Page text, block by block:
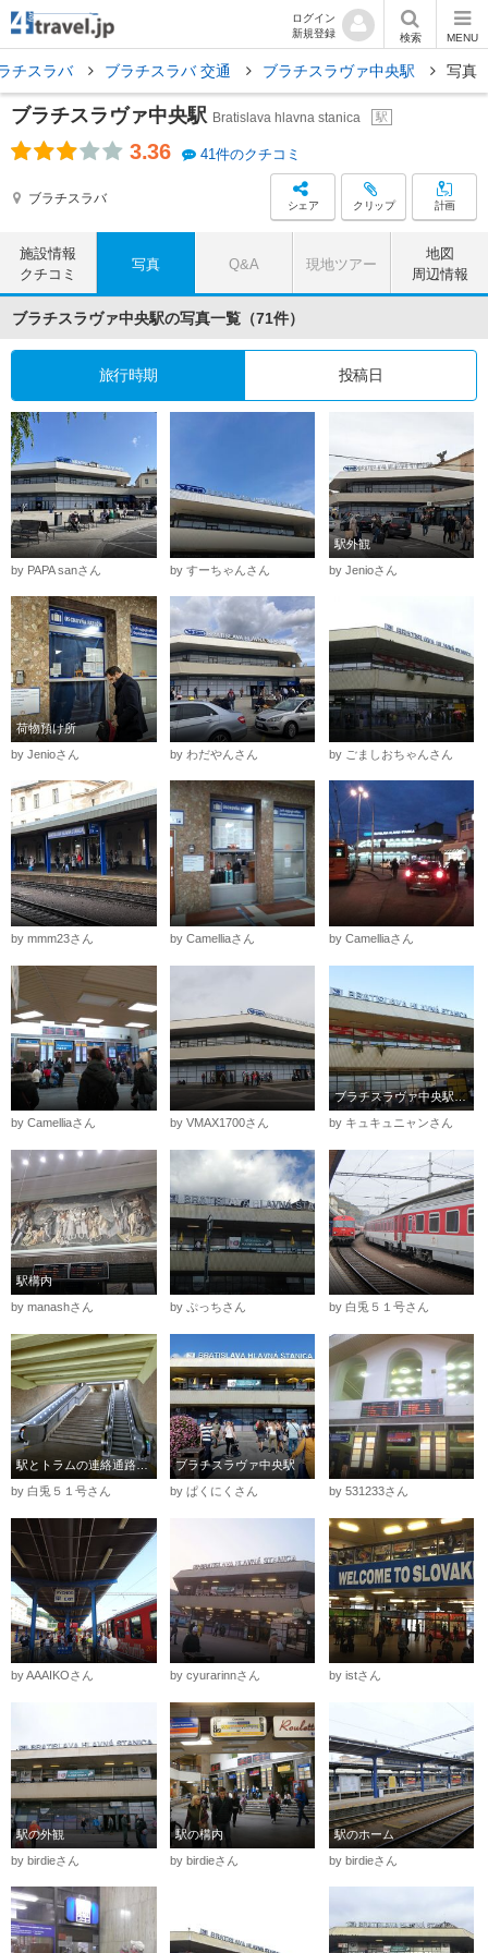
ログイン
新規登録
検索 MENU
チスラバ ブラチスラバ 交通 ブラチスラヴァ中央駅 写真
ブラチスラヴァ中央駅 Bratislava hlavna stanica 駅
3.36 41件のクチコミ
ブラチスラバ シェア クリップ 計画
施設情報
クチコミ
写真 Q&A 現地ツアー
地図
周辺情報
ブラチスラヴァ中央駅の写真一覧（71件）
旅行時期 投稿日
by PAPA sanさん by すーちゃんさん
駅外観
by Jenioさん
荷物預け所
by Jenioさん
by わだやんさん by ごましおちゃんさん
by mmm23さん by Camelliaさん by Camelliaさん
by Camelliaさん by VMAX1700さん
ブラチスラヴァ中央駅の外観
by キュキュニャンさん
駅構内
by manashさん
by ぷっちさん by 白兎５１号さん
駅とトラムの連絡通路(トラム側から)です
by 白兎５１号さん
ブラチスラヴァ中央駅
by ぱくにくさん
by 531233さん
by AAAIKOさん by cyurarinnさん by istさん
駅の外観
by birdieさん
駅の構内
by birdieさん
駅のホーム
by birdieさん